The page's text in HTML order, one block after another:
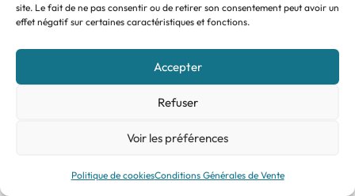
site. Le fait de ne pas consentir ou de retirer son consentement peut avoir un
effet négatif sur certaines caractéristiques et fonctions.
Accepter
Refuser
Voir les préférences
Politique de cookiesConditions Générales de Vente
Rempart du Vieux Cimetière, 5 7060 Soignies
info@agefi.be
Facebook LinkedIn
Liens utiles
Actualités